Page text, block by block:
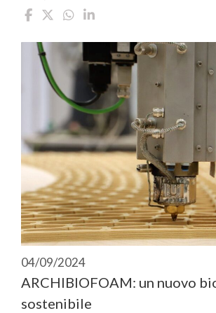
04/09/2024
ARCHIBIOFOAM: un nuovo
sostenibile